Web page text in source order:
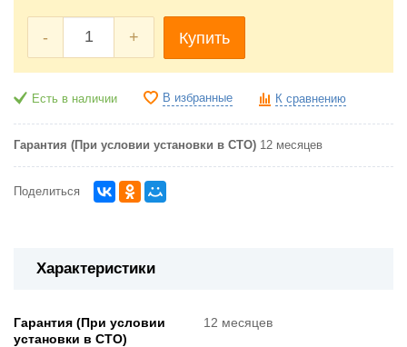
- + Купить
Есть в наличии В избранные К сравнению
Гарантия (При условии установки в СТО) 12 месяцев
Поделиться
Характеристики
Гарантия (При условии
установки в СТО)
12 месяцев